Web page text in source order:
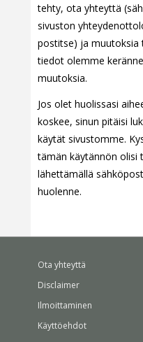
tehty, ota yhteyttä
sivuston
postitse) ja muutoksia
tiedot olemme
muutoksia.
Jos olet huolissasi
koskee, sinun pitäisi
käytät sivustomme.
tämän käytännön
lähettämällä
huolenne.
Ota yhteyttä
Disclaimer
Ilmoittaminen
Käyttöehdot